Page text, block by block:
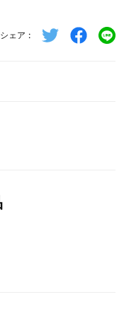
シェア